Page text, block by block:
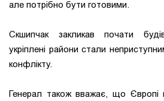
але потрібно бути готовими.
Скшипчак закликав почати
укріплені райони стали
конфлікту.
Генерал також вважає, що Європі